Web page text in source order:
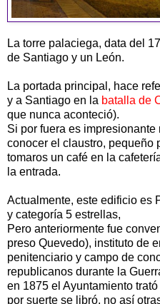
La torre palaciega, data del
de Santiago y un León.
La portada principal, hace
y a Santiago en la batalla de
que nunca aconteció).
Si por fuera es
conocer el claustro, pequeño
tomaros un café en la
la entrada.
Actualmente, este edificio es
y categoría 5 estrellas,
Pero anteriormente fue
preso Quevedo), instituto de
penitenciario y campo de
republicanos durante la
en 1875 el Ayuntamiento
por suerte se libró, no así